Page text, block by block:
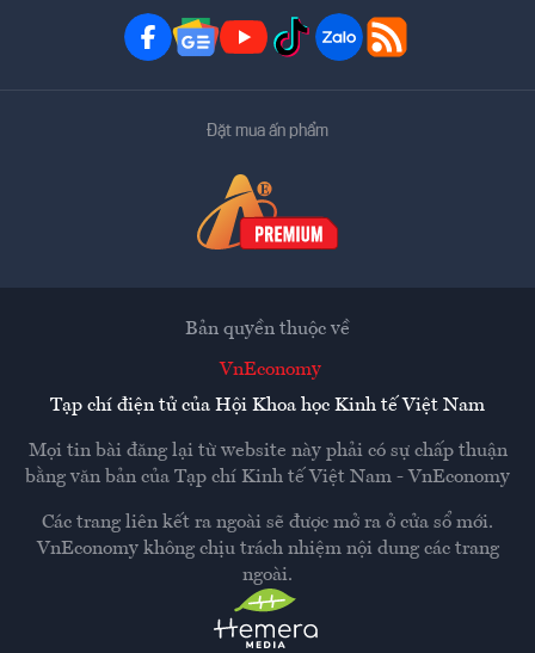
Đặt mua ấn phẩm
Bản quyền thuộc về
VnEconomy
Tạp chí điện tử của Hội Khoa học Kinh tế Việt Nam
Mọi tin bài đăng lại từ website này phải có sự chấp thuận
bằng văn bản của Tạp chí Kinh tế Việt Nam - VnEconomy
Các trang liên kết ra ngoài sẽ được mở ra ở cửa sổ mới.
VnEconomy không chịu trách nhiệm nội dung các trang
ngoài.